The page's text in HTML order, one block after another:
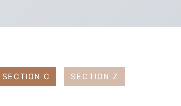
SECTION C SECTION Z